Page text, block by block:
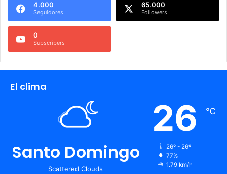
4.000
Seguidores
65.000
Followers
0
Subscribers
El clima
Santo Domingo
Scattered Clouds
26 ℃
26º - 26º
77%
1.79 km/h